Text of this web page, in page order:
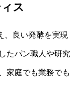
ス
、良い発酵を実現
たパン職人や研究
家庭でも業務でも